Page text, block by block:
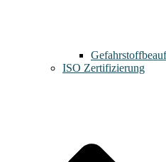
ISO Zertifizierung